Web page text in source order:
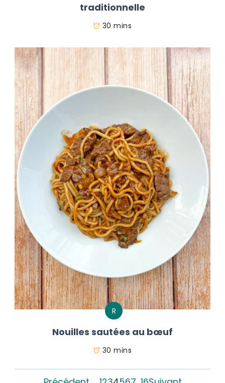
traditionnelle
30 mins
R
Nouilles sautées au bœuf
30 mins